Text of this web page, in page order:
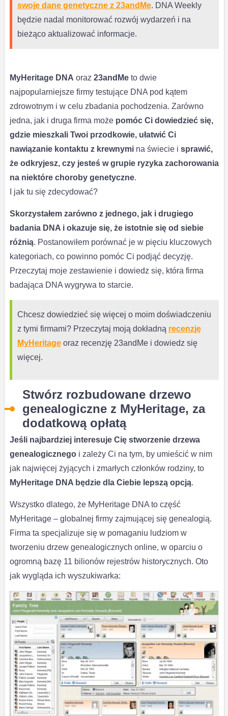
swoje dane genetyczne z 23andMe. DNA Weekly
będzie nadal monitorować rozwój wydarzeń i na
bieżąco aktualizować informacje.
MyHeritage DNA oraz 23andMeto dwie
najpopularniejsze firmy testujące DNA pod kątem
zdrowotnym i w celu zbadania pochodzenia. Zarówno
jedna, jak i druga firma może pomóc Ci dowiedzieć się,
gdzie mieszkali Twoi przodkowie, ułatwić Ci
nawiązanie kontaktu z krewnymina świecie i sprawić,
że odkryjesz, czy jesteś w grupie ryzyka zachorowania
na niektóre choroby genetyczne.
I jak tu się zdecydować?
Skorzystałem zarówno z jednego, jak i drugiego
badania DNA i okazuje się, że istotnie się od siebie
różnią. Postanowiłem porównać je w pięciu kluczowych
kategoriach, co powinno pomóc Ci podjąć decyzję.
Przeczytaj moje zestawienie i dowiedz się, która firma
badająca DNA wygrywa to starcie.
Chcesz dowiedzieć się więcej o moim doświadczeniu
z tymi firmami? Przeczytaj moją dokładną recenzję
MyHeritageoraz recenzję 23andMe i dowiedz się
więcej.
Stwórz rozbudowane drzewo
genealogiczne z MyHeritage, za
dodatkową opłatą
Jeśli najbardziej interesuje Cię stworzenie drzewa
genealogicznegoi zależy Ci na tym, by umieścić w nim
jak najwięcej żyjących i zmarłych członków rodziny, to
MyHeritage DNA będzie dla Ciebie lepszą opcją.
Wszystko dlatego, że MyHeritage DNA to część
MyHeritage – globalnej firmy zajmującej się genealogią.
Firma ta specjalizuje się w pomaganiu ludziom w
tworzeniu drzew genealogicznych online, w oparciu o
ogromną bazę 11 bilionów rejestrów historycznych. Oto
jak wygląda ich wyszukiwarka: